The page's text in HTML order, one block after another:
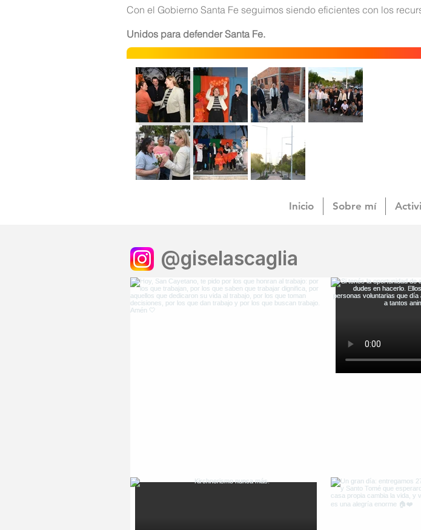
Con el Gobierno Santa Fe seguimos siendo eficientes con los
Unidos para defender Santa Fe.
Inicio Sobre mí
@giselascaglia